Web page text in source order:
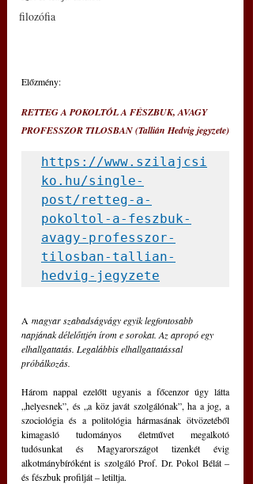
filozófia
Előzmény:
RETTEG A POKOLTÓL A FÉSZBUK, AVAGY
PROFESSZOR TILOSBAN (Tallián Hedvig jegyzete)
https://www.szilajcsi
ko.hu/single-
post/retteg-a-
pokoltol-a-feszbuk-
avagy-professzor-
tilosban-tallian-
hedvig-jegyzete
A magyar szabadságvágy egyik legfontosabb
napjának délelőttjén írom e sorokat. Az apropó egy
elhallgattatás. Legalábbis elhallgattatással
próbálkozás.
Három nappal ezelőtt ugyanis a főcenzor úgy látta
„helyesnek”, és „a köz javát szolgálónak”, ha a jog, a
szociológia és a politológia hármasának ötvözetéből
kimagasló tudományos életművet megalkotó
tudósunkat és Magyarországot tizenkét évig
alkotmánybíróként is szolgáló Prof. Dr. Pokol Bélát ‒
és fészbuk profilját ‒ letiltja.